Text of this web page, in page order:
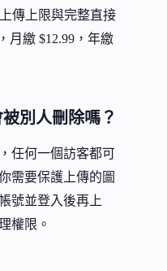
傳上限與完整直接
月繳 $12.99，年繳
別人刪除嗎？
任何一個訪客都可
需要保護上傳的圖
號並登入後再上
權限。